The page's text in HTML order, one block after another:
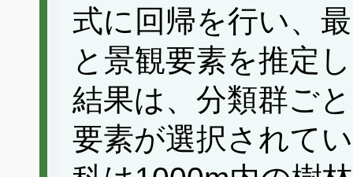
式に回帰を行い、
と景観要素を推定
結果は、分類群ご
要素が選択されて